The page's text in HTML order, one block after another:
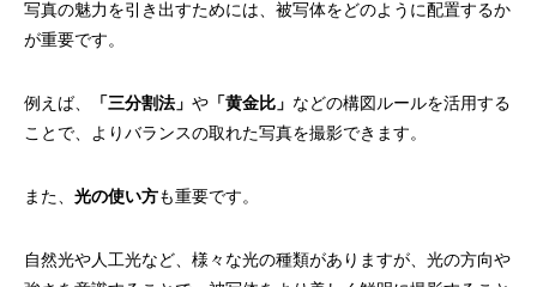
写真の魅力を引き出すためには、被写体をどのように配置するか
が重要です。
例えば、 「三分割法」 や 「黄金比」 などの構図ルールを活用する
ことで、よりバランスの取れた写真を撮影できます。
また、 光の使い方も重要です。
自然光や人工光など、様々な光の種類がありますが、光の方向や